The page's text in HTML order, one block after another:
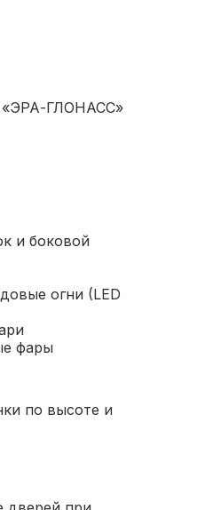
«ЭРА-ГЛОНАСС»
и боковой
огни (LED
фары
по высоте и